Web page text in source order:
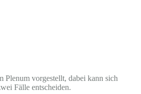
Plenum vorgestellt, dabei kann sich
Fälle entscheiden.